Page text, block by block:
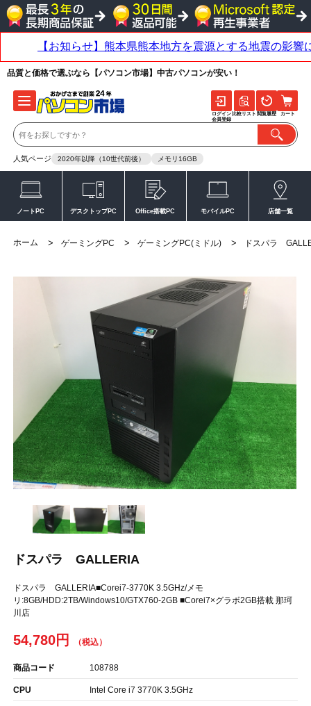
品質と価格で選ぶなら【パソコン市場】中古パソコンが安い！
人気ページ 2020年以降（10世代前後） メモリ16GB
ログイン
会員登録
比較リスト 閲覧履歴 カート
ノートPC デスクトップPC Office搭載PC モバイルPC 店舗一覧
ホーム > ゲーミングPC > ゲーミングPC(ミドル) > ドスパラ
ドスパラ GALLERIA
ドスパラ GALLERIA■Corei7-3770K 3.5GHz/メモ
リ:8GB/HDD:2TB/Windows10/GTX760-2GB ■Corei7×グラボ2GB搭載 那珂
川店
54,780円
商品コード 108788
CPU Intel Core i7 3770K 3.5GHz